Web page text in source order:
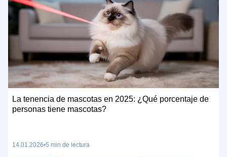
La tenencia de mascotas en 2025: ¿Qué porcentaje de
personas tiene mascotas?
14.01.2026 5 min de lectura